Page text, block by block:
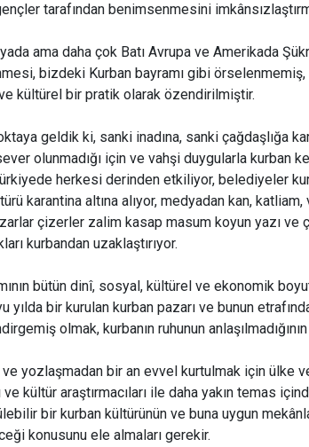
tarafından benimsenmesini
ama daha çok Batı Avrupa ve Amerikada
bizdeki Kurban bayramı gibi
kültürel bir pratik olarak özendirilmiştir.
geldik ki, sanki inadına, sanki çağdaşlığa
olunmadığı için ve vahşi duygularla kurban
herkesi derinden etkiliyor, belediyeler
karantina altına alıyor, medyadan kan, katliam,
çizerler zalim kasap masum koyun yazı ve
kurbandan uzaklaştırıyor.
bütün dinî, sosyal, kültürel ve ekonomik
yılda bir kurulan kurban pazarı ve bunun
olmak, kurbanın ruhunun
yozlaşmadan bir an evvel kurtulmak için ülke
ve kültür araştırmacıları ile daha yakın temas
bir kurban kültürünün ve buna uygun
konusunu ele almaları gerekir.